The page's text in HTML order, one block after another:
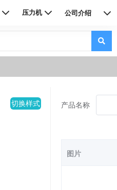
压力机 公司介绍
切换样式 产品名称
图片